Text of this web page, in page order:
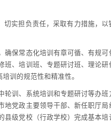
切实担负责任，采取有力措施，以
确保常态化培训有章可循、有规可
班、培训班、专题研讨班、理论研
训的规范性和精准性。
轮训、系统培训和专题研讨等办班
地党政主要领导干部、新任职厅局
县级党校（行政学校）完成基本培